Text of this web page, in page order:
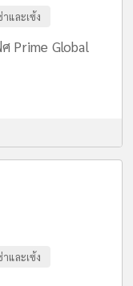
าและเซ้ง
Prime Global
าและเซ้ง